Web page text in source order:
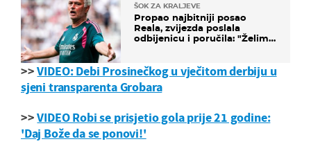
ŠOK ZA KRALJEVE
Propao najbitniji posao
Reala, zvijezda poslala
odbijenicu i poručila: "Želim
>>VIDEO: Debi Prosinečkog u vječitom derbiju u
sjeni transparenta Grobara
>>VIDEO Robi se prisjetio gola prije 21 godine:
'Daj Bože da se ponovi!'